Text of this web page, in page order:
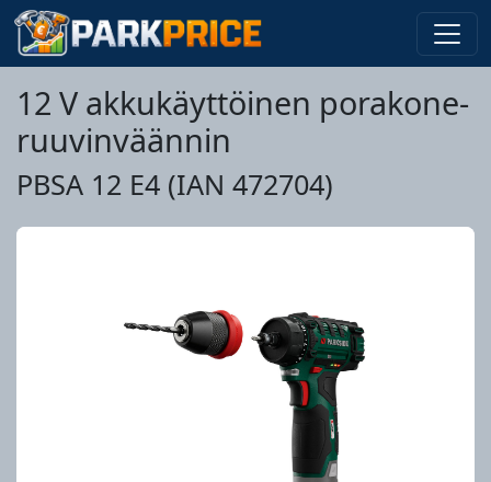
12 V akkukäyttöinen porakone-
ruuvinväännin
PBSA 12 E4 (IAN 472704)